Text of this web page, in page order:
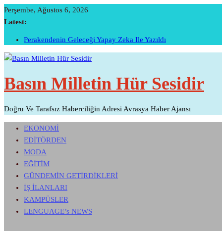
Skip
To
Perşembe, Ağustos 6, 2026
Latest:
Perakendenin Geleceği Yapay Zeka Ile Yazıldı
Temmuz Ayı Ihracatı Belli Oldu…
Sivri Biber Şampiyonluğunu Ilan Etti…
İTO’ya Göre, Tüketici Fiyat İndeksi Yıllık % 35,20 Oldu.
Basın Milletin Hür Sesidir
Doğru Ve Tarafsız Haberciliğin Adresi Avrasya Haber Ajansı
EKONOMİ
EDİTÖRDEN
MODA
EĞİTİM
GÜNDEMİN GETİRDİKLERİ
İŞ İLANLARI
KAMPÜSLER
LENGUAGE’s NEWS